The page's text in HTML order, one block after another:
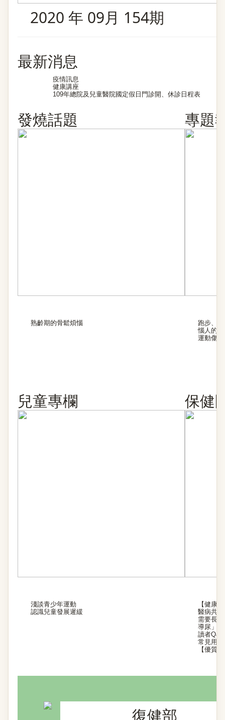
2020 年 09月 154期
最新消息
疫情訊息
健康講座
109年總院及兒童醫院國定假日門診開、休診日程表
發燒話題
熟齡期的骨鬆煩惱
專題
跑步、
惱人的
運動傷
兒童專欄
淺談青少年運動
認識兒童發展遲緩
保健
【健康
醫病共
需要長
導尿」？
讀者Q&A
常見用
【優質
復健部